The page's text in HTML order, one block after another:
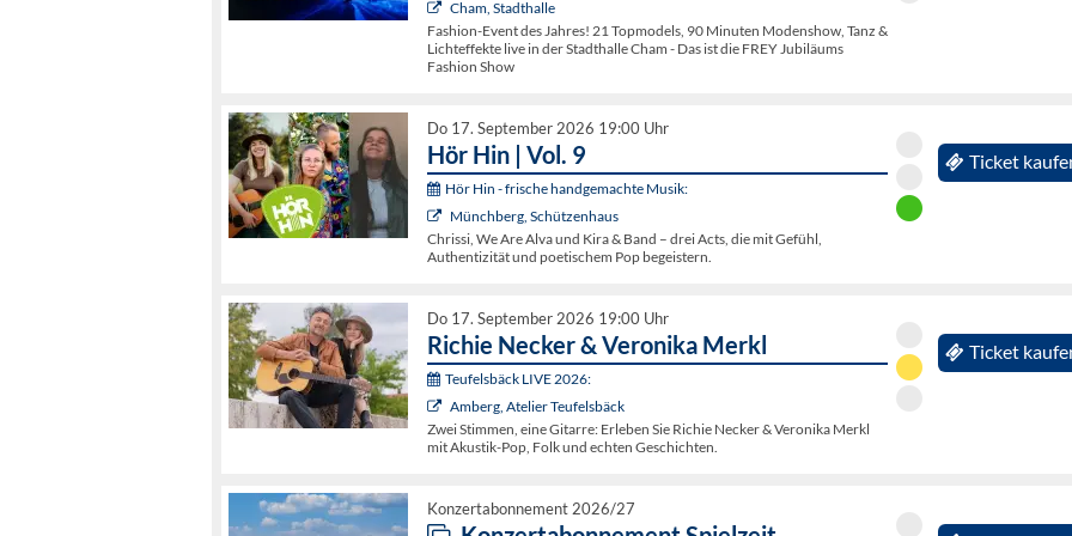
Cham, Stadthalle
Fashion-Event des Jahres! 21 Topmodels, 90 Minuten Modenshow, Tanz &
Lichteffekte live in der Stadthalle Cham - Das ist die FREY Jubiläums
Fashion Show
Do 17. September 2026 19:00 Uhr
Hör Hin | Vol. 9
Hör Hin - frische handgemachte Musik:
Münchberg, Schützenhaus
Chrissi, We Are Alva und Kira & Band – drei Acts, die mit Gefühl,
Authentizität und poetischem Pop begeistern.
Ticket
Do 17. September 2026 19:00 Uhr
Richie Necker & Veronika Merkl
Teufelsbäck LIVE 2026:
Amberg, Atelier Teufelsbäck
Zwei Stimmen, eine Gitarre: Erleben Sie Richie Necker & Veronika Merkl
mit Akustik-Pop, Folk und echten Geschichten.
Ticket
Konzertabonnement 2026/27